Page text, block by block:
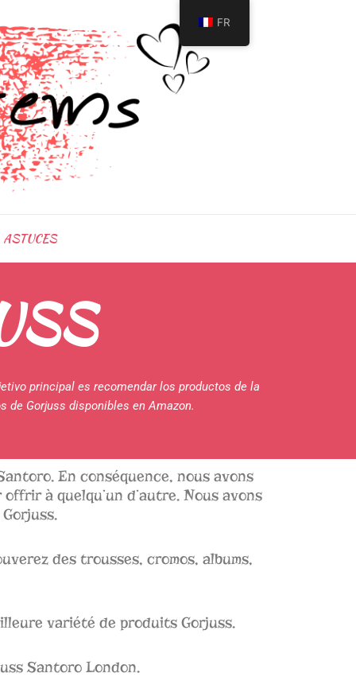
ASTUCES
principal es recomendar los productos de la
de Gorjuss disponibles en Amazon.
En conséquence, nous avons
à quelqu’un d’autre. Nous avons
des trousses, cromos, albums,
variété de produits Gorjuss.
Santoro London.
FR